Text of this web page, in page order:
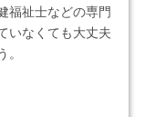
福祉士などの専門
いなくても大丈夫